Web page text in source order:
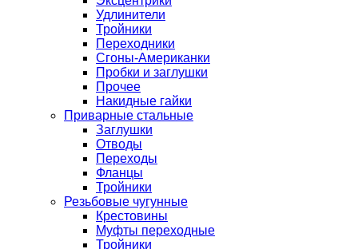
Удлинители
Тройники
Переходники
Сгоны-Американки
Пробки и заглушки
Прочее
Накидные гайки
Приварные стальные
Заглушки
Отводы
Переходы
Фланцы
Тройники
Резьбовые чугунные
Крестовины
Муфты переходные
Тройники